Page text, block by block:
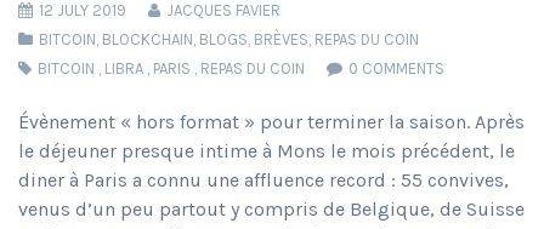
12 JULY 2019
JACQUES FAVIER
BITCOIN, BLOCKCHAIN, BLOGS, BRÈVES, REPAS DU COIN
BITCOIN , LIBRA , PARIS , REPAS DU COIN 0 COMMENTS
Évènement « hors format » pour terminer la saison. Après
le déjeuner presque intime à Mons le mois précédent, le
diner à Paris a connu une affluence record : 55 convives,
venus d’un peu partout y compris de Belgique, de Suisse